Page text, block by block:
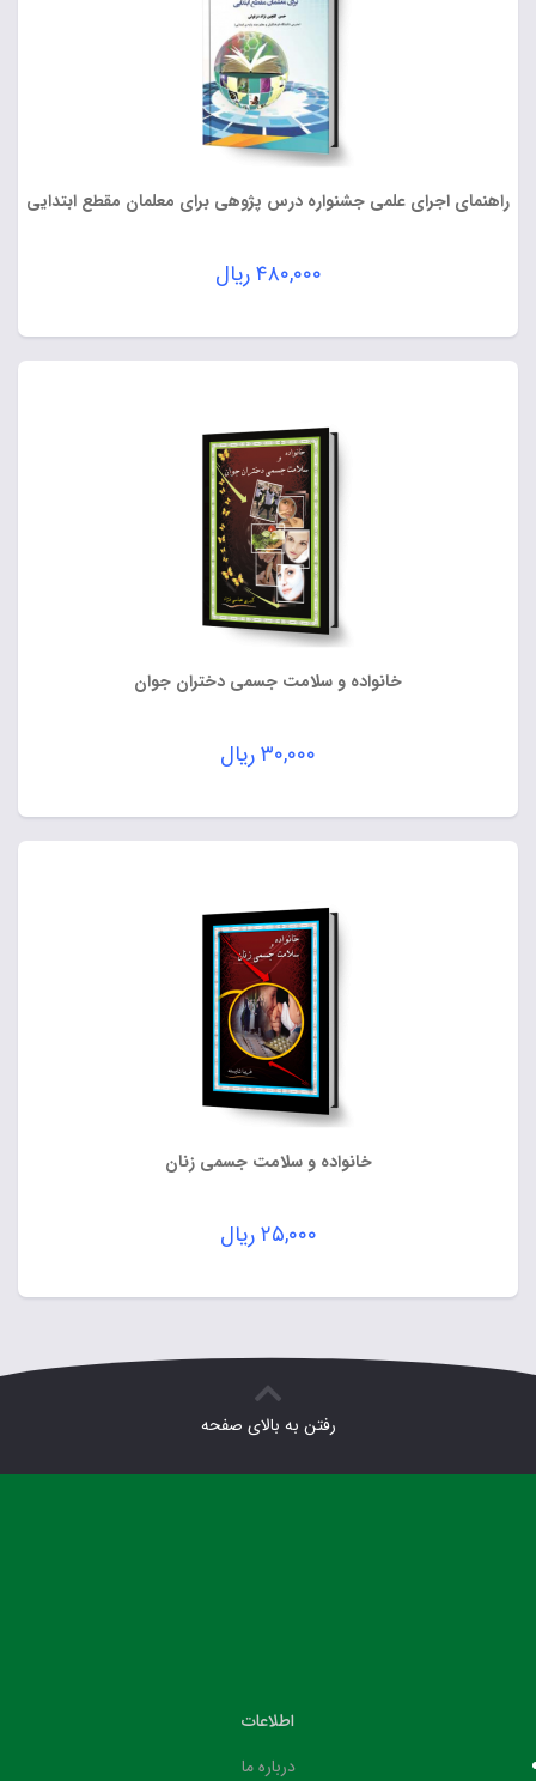
راهنمای اجرای علمی جشنواره درس پژوهی برای معلمان مقطع ابتدایی
۴۸۰,۰۰۰ریال
خانواده و سلامت جسمی دختران جوان
۳۰,۰۰۰ریال
خانواده و سلامت جسمی زنان
۲۵,۰۰۰ریال
رفتن به بالای صفحه
اطلاعات
درباره ما